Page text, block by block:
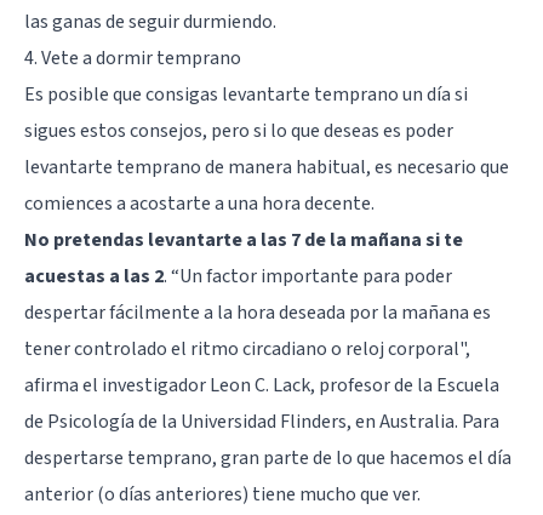
las ganas de seguir durmiendo.
4. Vete a dormir temprano
Es posible que consigas levantarte temprano un día si
sigues estos consejos, pero si lo que deseas es poder
levantarte temprano de manera habitual, es necesario que
comiences a acostarte a una hora decente.
No pretendas levantarte a las 7 de la mañana si te
acuestas a las 2. “Un factor importante para poder
despertar fácilmente a la hora deseada por la mañana es
tener controlado el ritmo circadiano o reloj corporal",
afirma el investigador Leon C. Lack, profesor de la Escuela
de Psicología de la Universidad Flinders, en Australia. Para
despertarse temprano, gran parte de lo que hacemos el día
anterior (o días anteriores) tiene mucho que ver.